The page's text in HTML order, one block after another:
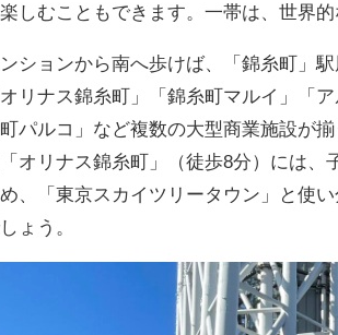
しむこともできます。一帯は、世界
ションから南へ歩けば、「錦糸町」
オリナス錦糸町」「錦糸町マルイ」「
パルコ」など複数の大型商業施設が
オリナス錦糸町」（徒歩8分）には、
、「東京スカイツリータウン」と使
ょう。